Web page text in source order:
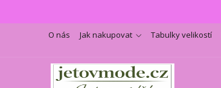
O nás Jak nakupovat Tabulky velikostí